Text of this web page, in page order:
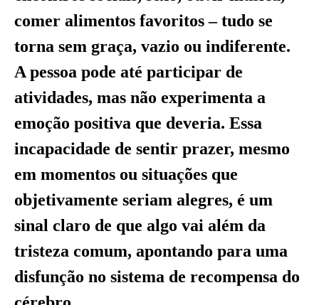
comer alimentos favoritos – tudo se
torna sem graça, vazio ou indiferente.
A pessoa pode até participar de
atividades, mas não experimenta a
emoção positiva que deveria. Essa
incapacidade de sentir prazer, mesmo
em momentos ou situações que
objetivamente seriam alegres, é um
sinal claro de que algo vai além da
tristeza comum, apontando para uma
disfunção no sistema de recompensa do